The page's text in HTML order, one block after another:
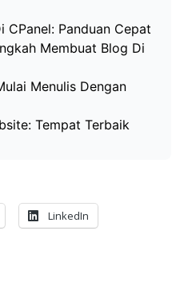
CPanel: Panduan Cepat
Membuat Blog Di
Menulis Dengan
Tempat Terbaik
LinkedIn